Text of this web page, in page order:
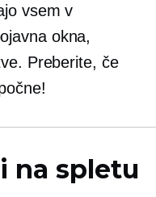
vsem v
okna,
Preberite, če
na spletu